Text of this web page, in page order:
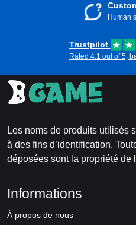
Human
Trustpilot
Rated 4.1 out of 5,
Les noms de produits utilisés
à des fins d’identification.
déposées sont la propriété de
Informations
À propos de nous